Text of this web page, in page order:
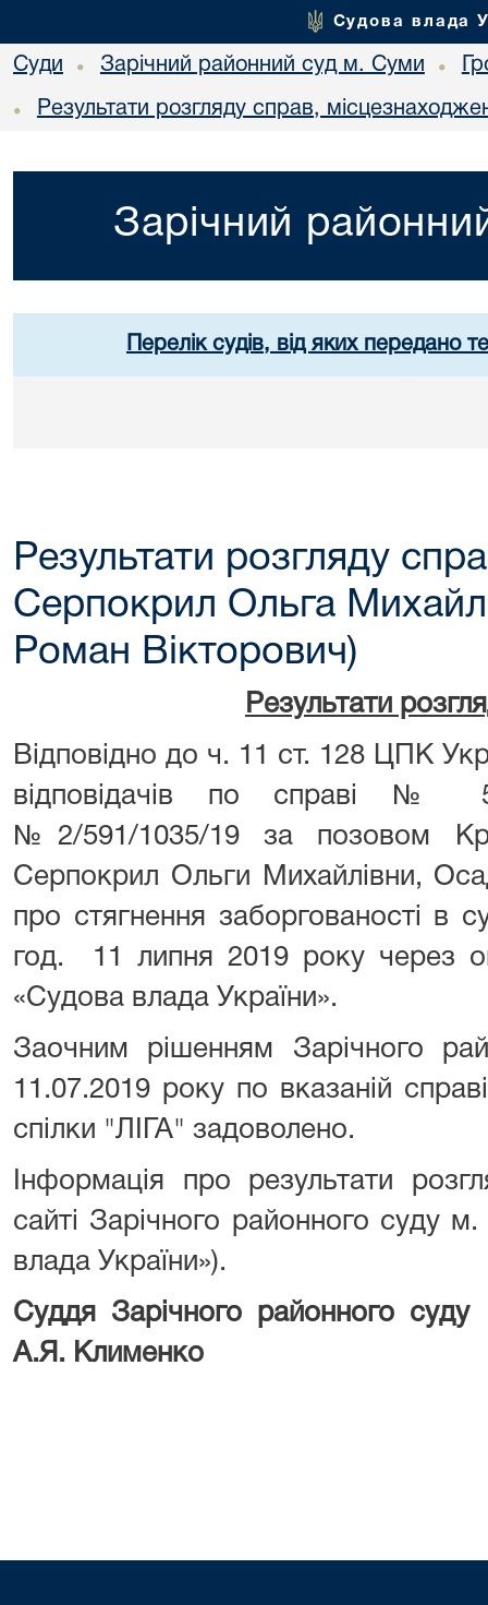
Судова влада
Суди • Зарічний районний суд м. Суми •
• Результати розгляду справ,
Зарічний
Перелік судів, від яких передано
Результати розгляду
Серпокрил Ольга
Роман Вікторович)
Результати
Відповідно до ч. 11 ст. 128 ЦПК
відповідачів по справі №
№2/591/1035/19 за позовом
Серпокрил Ольги Михайлівни,
про стягнення заборгованості в
год. 11 липня 2019 року через
«Судова влада України».
Заочним рішенням Зарічного
11.07.2019 року по вказаній
спілки "ЛІГА" задоволено.
Інформація про результати
сайті Зарічного районного суду
влада України»).
Суддя Зарічного
А.Я. Клименко